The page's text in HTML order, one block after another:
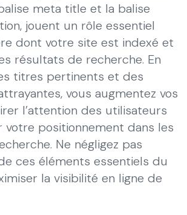
meta title et la balise
jouent un rôle essentiel
dont votre site est indexé et
résultats de recherche. En
titres pertinents et des
vous augmentez vos
l’attention des utilisateurs
votre positionnement dans les
Ne négligez pas
ces éléments essentiels du
la visibilité en ligne de